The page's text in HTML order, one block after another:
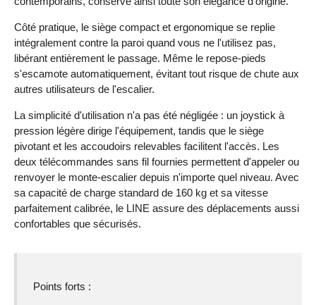
Côté pratique, le siège compact et ergonomique se replie
intégralement contre la paroi quand vous ne l'utilisez pas,
libérant entièrement le passage. Même le repose-pieds
s'escamote automatiquement, évitant tout risque de chute aux
autres utilisateurs de l'escalier.
La simplicité d'utilisation n'a pas été négligée : un joystick à
pression légère dirige l'équipement, tandis que le siège
pivotant et les accoudoirs relevables facilitent l'accès. Les
deux télécommandes sans fil fournies permettent d'appeler ou
renvoyer le monte-escalier depuis n'importe quel niveau. Avec
sa capacité de charge standard de 160 kg et sa vitesse
parfaitement calibrée, le LINE assure des déplacements aussi
confortables que sécurisés.
Points forts :